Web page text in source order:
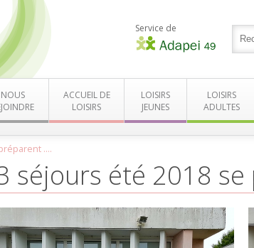
Service de
NOUS
ACCUEIL DE
LOISIRS
LOISIRS
JEUNES
LOISIRS
ADULTES
....
séjours été 2018